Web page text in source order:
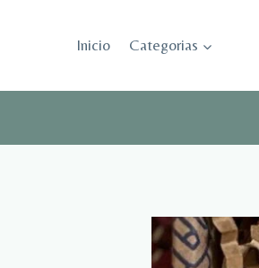
Inicio Categorias